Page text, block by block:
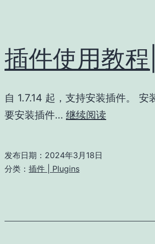
插件使用教
自 1.7.14 起，支持安装插件。
要安装插件… 继续阅读
发布日期： 2024年3月18日
分类： 插件 | Plugins